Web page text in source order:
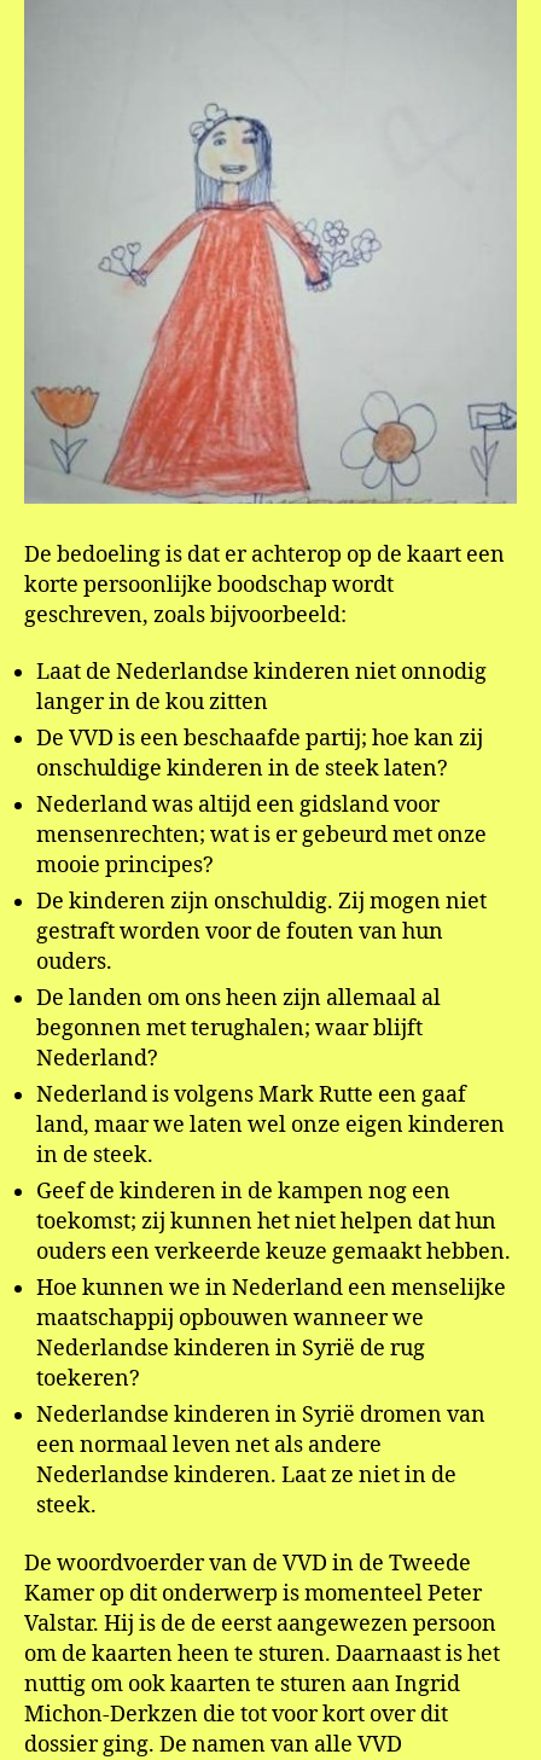
De bedoeling is dat er achterop op de kaart een
korte persoonlijke boodschap wordt
geschreven, zoals bijvoorbeeld:
Laat de Nederlandse kinderen niet onnodig
langer in de kou zitten
De VVD is een beschaafde partij; hoe kan zij
onschuldige kinderen in de steek laten?
Nederland was altijd een gidsland voor
mensenrechten; wat is er gebeurd met onze
mooie principes?
De kinderen zijn onschuldig. Zij mogen niet
gestraft worden voor de fouten van hun
ouders.
De landen om ons heen zijn allemaal al
begonnen met terughalen; waar blijft
Nederland?
Nederland is volgens Mark Rutte een gaaf
land, maar we laten wel onze eigen kinderen
in de steek.
Geef de kinderen in de kampen nog een
toekomst; zij kunnen het niet helpen dat hun
ouders een verkeerde keuze gemaakt hebben.
Hoe kunnen we in Nederland een menselijke
maatschappij opbouwen wanneer we
Nederlandse kinderen in Syrië de rug
toekeren?
Nederlandse kinderen in Syrië dromen van
een normaal leven net als andere
Nederlandse kinderen. Laat ze niet in de
steek.
De woordvoerder van de VVD in de Tweede
Kamer op dit onderwerp is momenteel Peter
Valstar. Hij is de de eerst aangewezen persoon
om de kaarten heen te sturen. Daarnaast is het
nuttig om ook kaarten te sturen aan Ingrid
Michon-Derkzen die tot voor kort over dit
dossier ging. De namen van alle VVD